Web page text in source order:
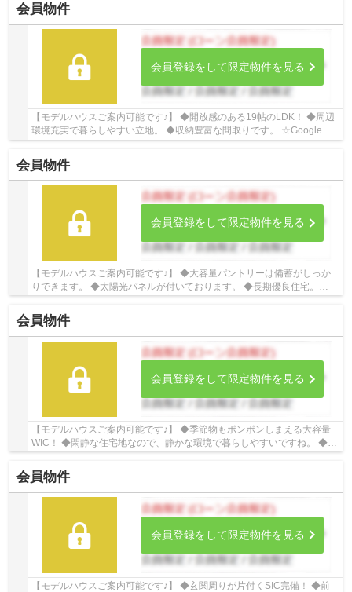
会員物件
会員登録をして限定物件を見る
【モデルハウスご案内可能です♪】 ◆開放感のある19帖のLDK！ ◆周辺
環境充実で暮らしやすい立地。 ◆収納豊富な間取りです。 ☆Google口
コミ240件以上☆お客様との出会いを大切に笑顔と...
会員物件
会員登録をして限定物件を見る
【モデルハウスご案内可能です♪】 ◆大容量パントリーは備蓄がしっか
りできます。 ◆太陽光パネルが付いております。 ◆長期優良住宅。
会員物件
会員登録をして限定物件を見る
【モデルハウスご案内可能です♪】 ◆季節物もポンポンしまえる大容量
WIC！ ◆閑静な住宅地なので、静かな環境で暮らしやすいですね。 ◆長
会員物件
会員登録をして限定物件を見る
【モデルハウスご案内可能です♪】 ◆玄関周りが片付くSIC完備！ ◆前